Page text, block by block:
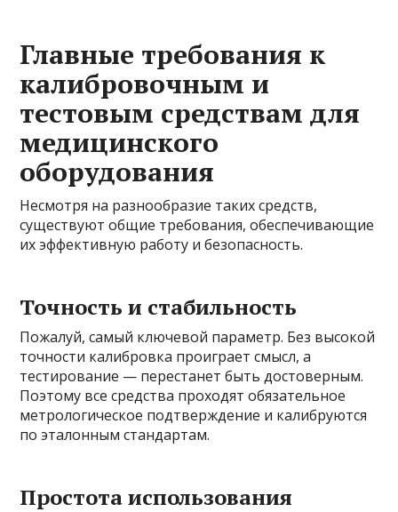
Главные требования к
калибровочным и
тестовым средствам для
медицинского
оборудования
Несмотря на разнообразие таких средств,
существуют общие требования, обеспечивающие
их эффективную работу и безопасность.
Точность и стабильность
Пожалуй, самый ключевой параметр. Без высокой
точности калибровка проиграет смысл, а
тестирование — перестанет быть достоверным.
Поэтому все средства проходят обязательное
метрологическое подтверждение и калибруются
по эталонным стандартам.
Простота использования